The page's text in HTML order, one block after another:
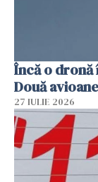
Încă o dronă
Două
27 IULIE 2026